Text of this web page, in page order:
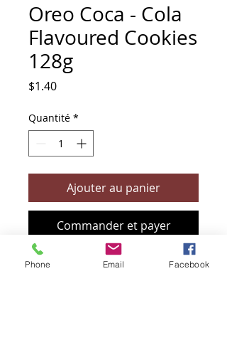
Oreo Coca - Cola
Flavoured Cookies
128g
$1.40Prix
Quantité *
Ajouter au panier
Commander et payer
Phone Email Facebook